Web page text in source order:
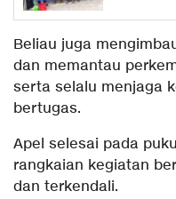
Beliau juga
dan memantau
serta selalu menjaga
bertugas.
Apel selesai pada
rangkaian kegiatan
dan terkendali.